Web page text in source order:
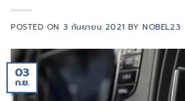
POSTED ON 3 กันยายน 2021 BYNOBEL23
03
ก.ย.